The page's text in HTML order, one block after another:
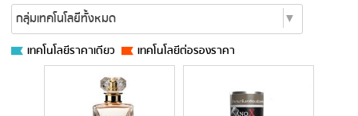
เทคโนโลยีราคาเดียว เทคโนโลยีต่อรองราคา